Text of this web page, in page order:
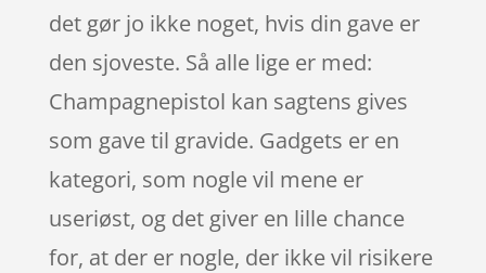
det gør jo ikke noget, hvis din gave er
den sjoveste. Så alle lige er med:
Champagnepistol kan sagtens gives
som gave til gravide. Gadgets er en
kategori, som nogle vil mene er
useriøst, og det giver en lille chance
for, at der er nogle, der ikke vil risikere